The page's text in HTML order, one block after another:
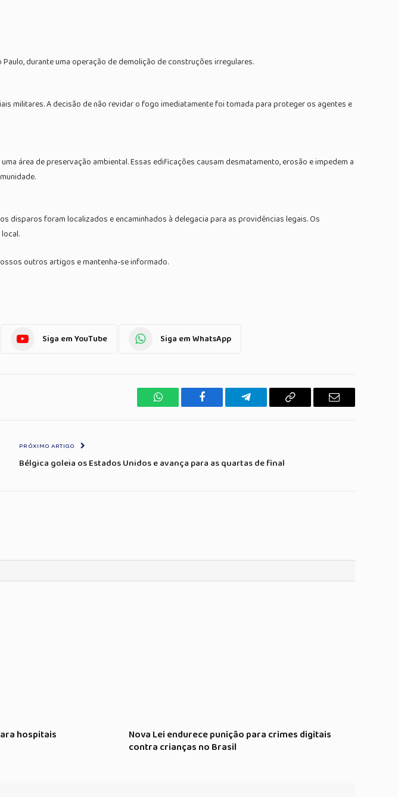
durante uma operação de demolição de construções irregulares.
militares. A decisão de não revidar o fogo imediatamente foi tomada para proteger os agentes e
área de preservação ambiental. Essas edificações causam desmatamento, erosão e impedem a
disparos foram localizados e encaminhados à delegacia para as providências legais. Os
outros artigos e mantenha-se informado.
Siga em YouTube Siga em WhatsApp
WhatsAppFacebook TelegramaCopiar
E-
PRÓXIMO ARTIGO
Bélgica goleia os Estados Unidos e avança para as quartas de final
hospitais
Nova Lei endurece punição para crimes digitais
contra crianças no Brasil